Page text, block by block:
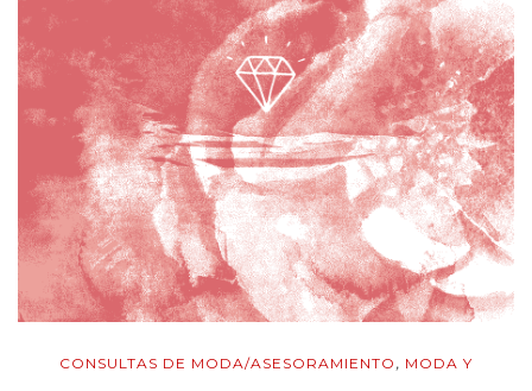
CONSULTAS DE MODA/ASESORAMIENTO , MODA Y